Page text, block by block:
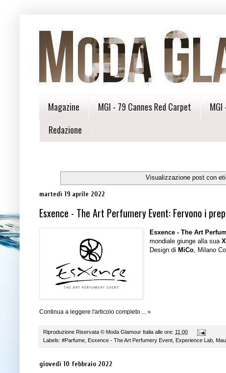
Magazine MGI - 79 Cannes Red Carpet
Redazione
Visualizzazione post con
martedì 19 aprile 2022
Esxence - The Art Perfumery Event: Fervono i
Esxence - The Art
mondiale giunge alla sua XII
Design di MiCo, Milano
Continua a leggere l'articolo completo ... »
Riproduzione Riservata © Moda Glamour Italia alle ore: 11:00
Labels: #Parfume Esxence - The Art Perfumery Event Experience Lab
giovedì 10 febbraio 2022